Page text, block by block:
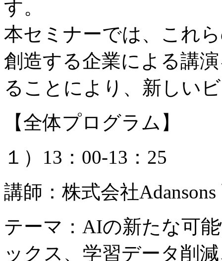
す。
本セミナーでは、これ
創造する企業による講
ることにより、新しい
【全体プログラム】
１）13：00-13：25
講師：株式会社
テーマ：AIの新たな可
ックス、学習データ削